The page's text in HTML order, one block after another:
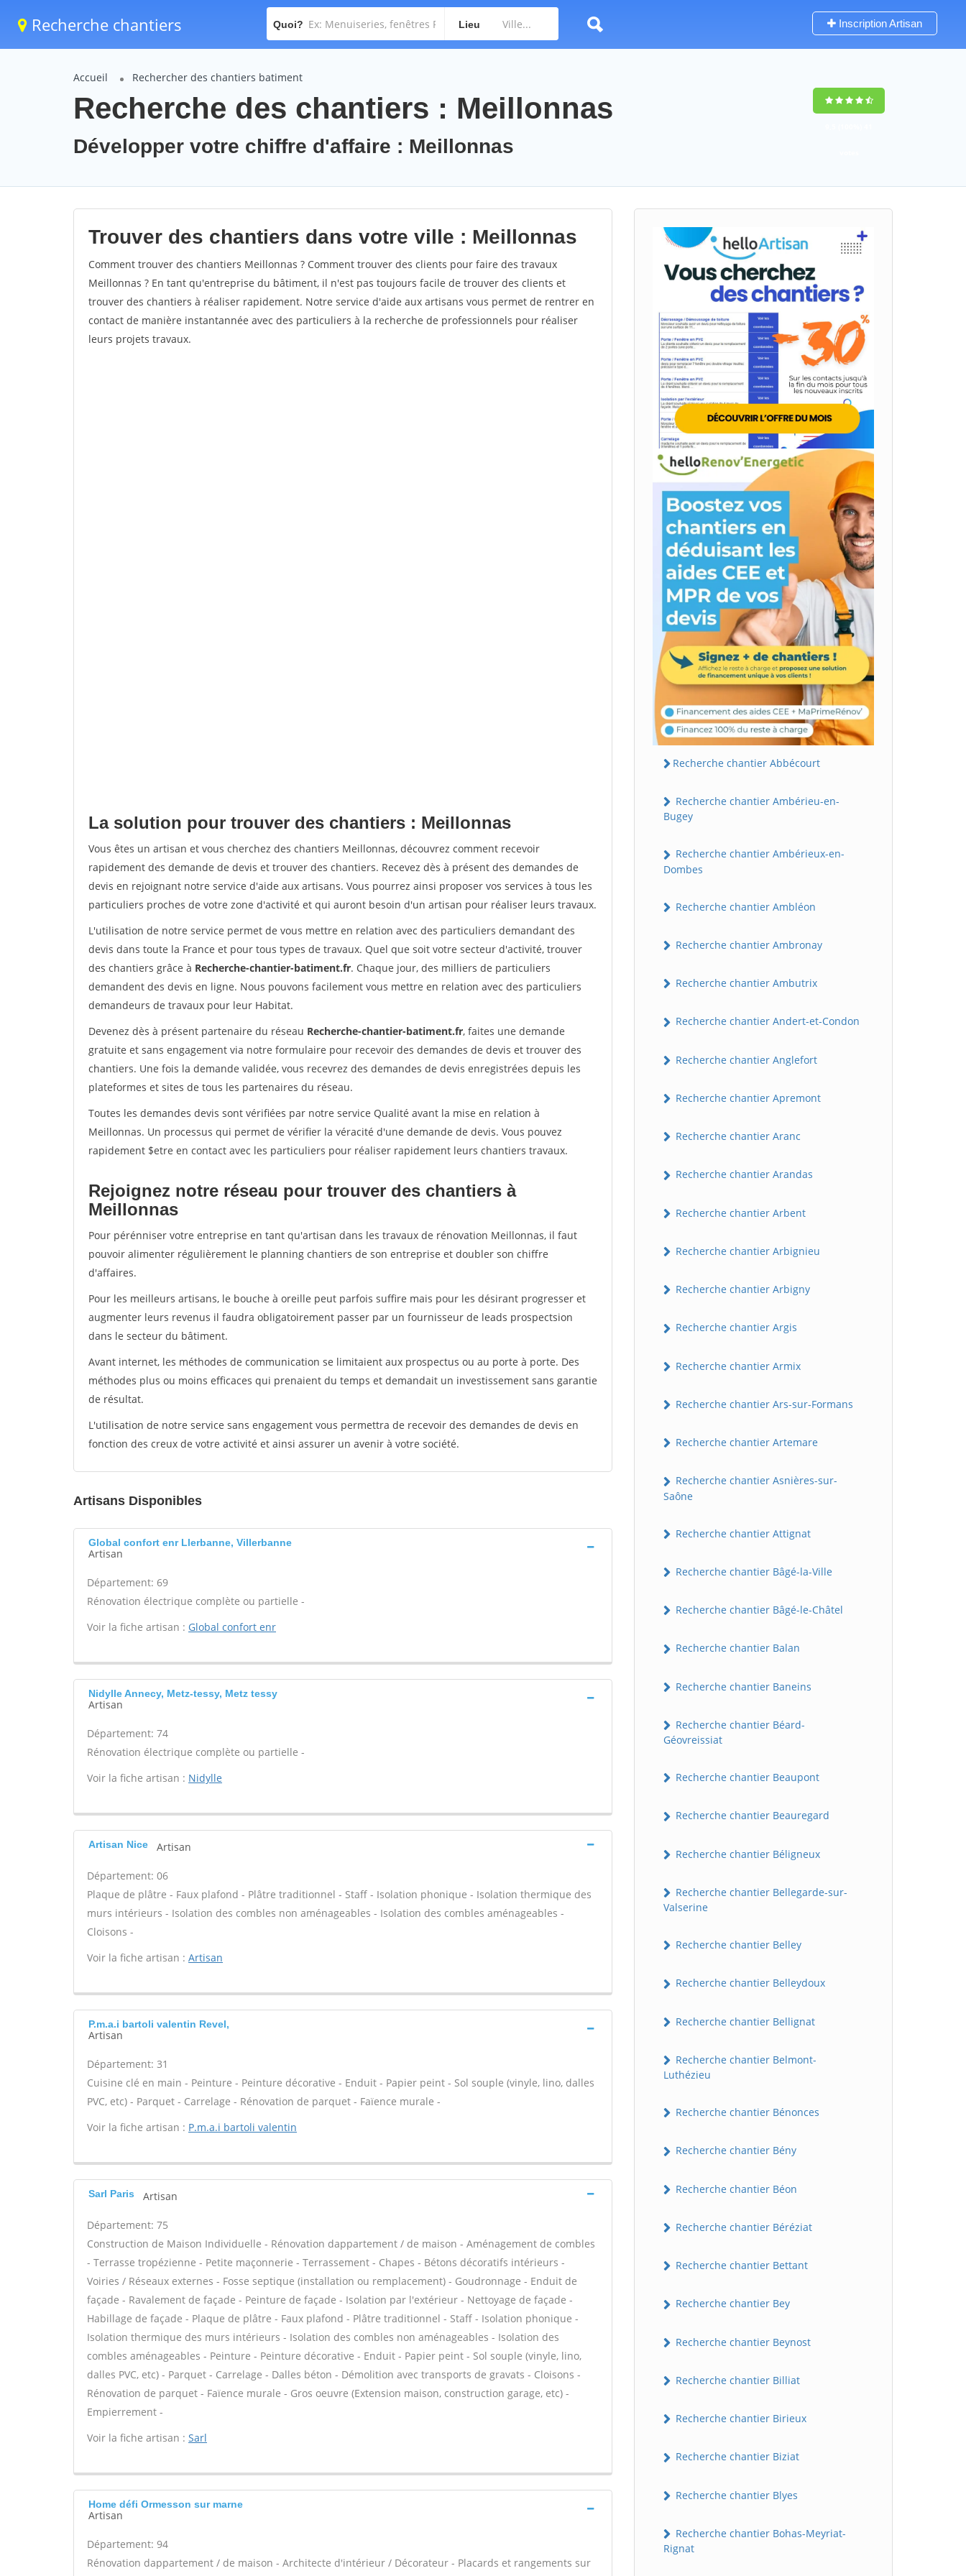
Recherche chantiers Quoi? Lieu Inscription Artisan
Accueil Rechercher des chantiers batiment
Recherche des chantiers : Meillonnas
Développer votre chiffre d'affaire : Meillonnas
Trouver des chantiers dans votre ville : Meillonnas
Comment trouver des chantiers Meillonnas ? Comment trouver des clients pour faire des travaux
Meillonnas ? En tant qu'entreprise du bâtiment, il n'est pas toujours facile de trouver des clients et
trouver des chantiers à réaliser rapidement. Notre service d'aide aux artisans vous permet de rentrer en
contact de manière instantannée avec des particuliers à la recherche de professionnels pour réaliser
leurs projets travaux.
La solution pour trouver des chantiers : Meillonnas
Vous êtes un artisan et vous cherchez des chantiers Meillonnas, découvrez comment recevoir
rapidement des demande de devis et trouver des chantiers. Recevez dès à présent des demandes de
devis en rejoignant notre service d'aide aux artisans. Vous pourrez ainsi proposer vos services à tous les
particuliers proches de votre zone d'activité et qui auront besoin d'un artisan pour réaliser leurs travaux.
L'utilisation de notre service permet de vous mettre en relation avec des particuliers demandant des
devis dans toute la France et pour tous types de travaux. Quel que soit votre secteur d'activité, trouver
des chantiers grâce à Recherche-chantier-batiment.fr. Chaque jour, des milliers de particuliers
demandent des devis en ligne. Nous pouvons facilement vous mettre en relation avec des particuliers
demandeurs de travaux pour leur Habitat.
Devenez dès à présent partenaire du réseau Recherche-chantier-batiment.fr, faites une demande
gratuite et sans engagement via notre formulaire pour recevoir des demandes de devis et trouver des
chantiers. Une fois la demande validée, vous recevrez des demandes de devis enregistrées depuis les
plateformes et sites de tous les partenaires du réseau.
Toutes les demandes devis sont vérifiées par notre service Qualité avant la mise en relation à
Meillonnas. Un processus qui permet de vérifier la véracité d'une demande de devis. Vous pouvez
rapidement $etre en contact avec les particuliers pour réaliser rapidement leurs chantiers travaux.
Rejoignez notre réseau pour trouver des chantiers à
Meillonnas
Pour pérénniser votre entreprise en tant qu'artisan dans les travaux de rénovation Meillonnas, il faut
pouvoir alimenter régulièrement le planning chantiers de son entreprise et doubler son chiffre
d'affaires.
Pour les meilleurs artisans, le bouche à oreille peut parfois suffire mais pour les désirant progresser et
augmenter leurs revenus il faudra obligatoirement passer par un fournisseur de leads prospectsion
dans le secteur du bâtiment.
Avant internet, les méthodes de communication se limitaient aux prospectus ou au porte à porte. Des
méthodes plus ou moins efficaces qui prenaient du temps et demandait un investissement sans garantie
de résultat.
L'utilisation de notre service sans engagement vous permettra de recevoir des demandes de devis en
fonction des creux de votre activité et ainsi assurer un avenir à votre société.
Artisans Disponibles
Global confort enr Llerbanne, Villerbanne
Artisan
Département: 69
Rénovation électrique complète ou partielle -
Voir la fiche artisan : Global confort enr
Nidylle Annecy, Metz-tessy, Metz tessy
Artisan
Département: 74
Rénovation électrique complète ou partielle -
Voir la fiche artisan : Nidylle
Artisan Nice Artisan
Département: 06
Plaque de plâtre - Faux plafond - Plâtre traditionnel - Staff - Isolation phonique - Isolation thermique des
murs intérieurs - Isolation des combles non aménageables - Isolation des combles aménageables -
Cloisons -
Voir la fiche artisan : Artisan
P.m.a.i bartoli valentin Revel,
Artisan
Département: 31
Cuisine clé en main - Peinture - Peinture décorative - Enduit - Papier peint - Sol souple (vinyle, lino, dalles
PVC, etc) - Parquet - Carrelage - Rénovation de parquet - Faïence murale -
Voir la fiche artisan : P.m.a.i bartoli valentin
Sarl Paris Artisan
Département: 75
Construction de Maison Individuelle - Rénovation dappartement / de maison - Aménagement de combles
- Terrasse tropézienne - Petite maçonnerie - Terrassement - Chapes - Bétons décoratifs intérieurs -
Voiries / Réseaux externes - Fosse septique (installation ou remplacement) - Goudronnage - Enduit de
façade - Ravalement de façade - Peinture de façade - Isolation par l'extérieur - Nettoyage de façade -
Habillage de façade - Plaque de plâtre - Faux plafond - Plâtre traditionnel - Staff - Isolation phonique -
Isolation thermique des murs intérieurs - Isolation des combles non aménageables - Isolation des
combles aménageables - Peinture - Peinture décorative - Enduit - Papier peint - Sol souple (vinyle, lino,
dalles PVC, etc) - Parquet - Carrelage - Dalles béton - Démolition avec transports de gravats - Cloisons -
Rénovation de parquet - Faïence murale - Gros oeuvre (Extension maison, construction garage, etc) -
Empierrement -
Voir la fiche artisan : Sarl
Home défi Ormesson sur marne
Artisan
Département: 94
Rénovation dappartement / de maison - Architecte d'intérieur / Décorateur - Placards et rangements sur
Recherche chantier Abbécourt
Recherche chantier Ambérieu-en-
Bugey
Recherche chantier Ambérieux-en-
Dombes
Recherche chantier Ambléon
Recherche chantier Ambronay
Recherche chantier Ambutrix
Recherche chantier Andert-et-Condon
Recherche chantier Anglefort
Recherche chantier Apremont
Recherche chantier Aranc
Recherche chantier Arandas
Recherche chantier Arbent
Recherche chantier Arbignieu
Recherche chantier Arbigny
Recherche chantier Argis
Recherche chantier Armix
Recherche chantier Ars-sur-Formans
Recherche chantier Artemare
Recherche chantier Asnières-sur-
Saône
Recherche chantier Attignat
Recherche chantier Bâgé-la-Ville
Recherche chantier Bâgé-le-Châtel
Recherche chantier Balan
Recherche chantier Baneins
Recherche chantier Béard-
Géovreissiat
Recherche chantier Beaupont
Recherche chantier Beauregard
Recherche chantier Béligneux
Recherche chantier Bellegarde-sur-
Valserine
Recherche chantier Belley
Recherche chantier Belleydoux
Recherche chantier Bellignat
Recherche chantier Belmont-
Luthézieu
Recherche chantier Bénonces
Recherche chantier Bény
Recherche chantier Béon
Recherche chantier Béréziat
Recherche chantier Bettant
Recherche chantier Bey
Recherche chantier Beynost
Recherche chantier Billiat
Recherche chantier Birieux
Recherche chantier Biziat
Recherche chantier Blyes
Recherche chantier Bohas-Meyriat-
Rignat